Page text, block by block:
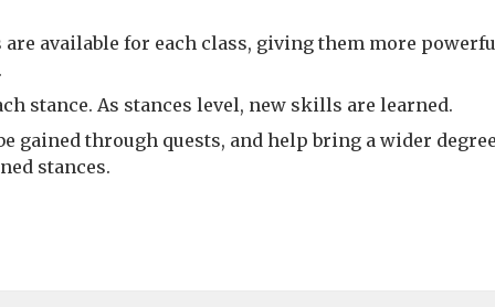
available for each class, giving them more
stance. As stances level, new skills are learned.
gained through quests, and help bring a wider
stances.